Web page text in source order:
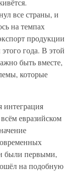
все страны, и
на темпах
продукции
года. В этой
быть вместе,
которые
интеграция
евразийском
были первыми,
на подобную